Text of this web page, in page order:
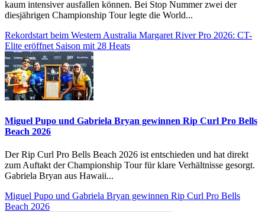
kaum intensiver ausfallen können. Bei Stop Nummer zwei der
diesjährigen Championship Tour legte die World...
Rekordstart beim Western Australia Margaret River Pro 2026: CT-
Elite eröffnet Saison mit 28 Heats
Miguel Pupo und Gabriela Bryan gewinnen Rip Curl Pro Bells
Beach 2026
Der Rip Curl Pro Bells Beach 2026 ist entschieden und hat direkt
zum Auftakt der Championship Tour für klare Verhältnisse gesorgt.
Gabriela Bryan aus Hawaii...
Miguel Pupo und Gabriela Bryan gewinnen Rip Curl Pro Bells
Beach 2026